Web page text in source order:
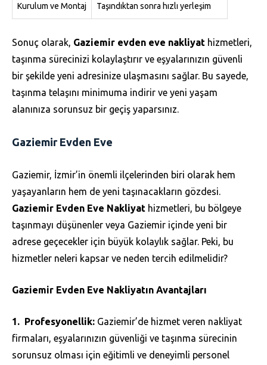
Kurulum ve Montaj Taşındıktan sonra hızlı yerleşim
Sonuç olarak, Gaziemir evden eve nakliyat hizmetleri,
taşınma sürecinizi kolaylaştırır ve eşyalarınızın güvenli
bir şekilde yeni adresinize ulaşmasını sağlar. Bu sayede,
taşınma telaşını minimuma indirir ve yeni yaşam
alanınıza sorunsuz bir geçiş yaparsınız.
Gaziemir Evden Eve
Gaziemir, İzmir’in önemli ilçelerinden biri olarak hem
yaşayanların hem de yeni taşınacakların gözdesi.
Gaziemir Evden Eve Nakliyat hizmetleri, bu bölgeye
taşınmayı düşünenler veya Gaziemir içinde yeni bir
adrese geçecekler için büyük kolaylık sağlar. Peki, bu
hizmetler neleri kapsar ve neden tercih edilmelidir?
Gaziemir Evden Eve Nakliyatın Avantajları
Profesyonellik: Gaziemir’de hizmet veren nakliyat
firmaları, eşyalarınızın güvenliği ve taşınma sürecinin
sorunsuz olması için eğitimli ve deneyimli personel